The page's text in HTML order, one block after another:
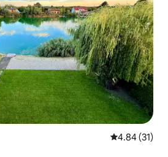
平均评分
4.84 (31)